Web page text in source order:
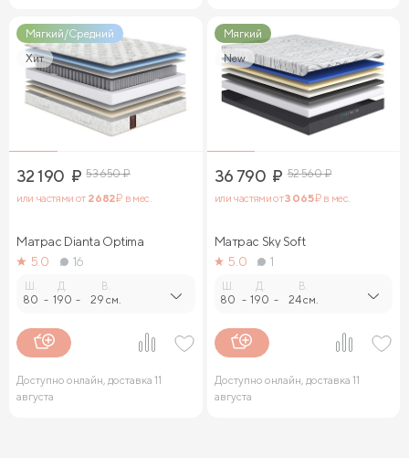
Мягкий/Средний
Хит
32 190 ₽ 53 650₽
или частями от 2 682₽ в мес.
Матрас Dianta Optima
5.0
16
Ш.
80 -
Д.
190 -
В.
29 см.
Доступно онлайн, доставка 11
августа
Мягкий
New
36 790 ₽ 52 560₽
или частями от3 065₽ в мес.
Матрас Sky Soft
5.0
1
Ш.
80 -
Д.
190 -
В.
24 см.
Доступно онлайн, доставка 11
августа